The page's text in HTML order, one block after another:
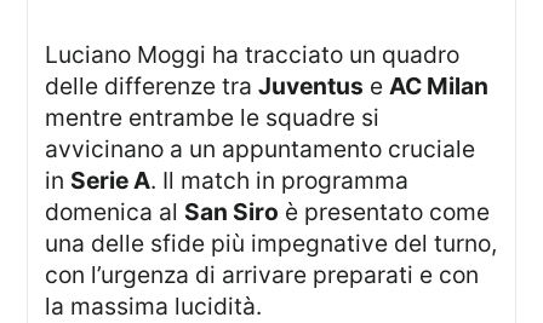
Luciano Moggi ha tracciato un quadro
delle differenze traJuventus eAC Milan
mentre entrambe le squadre si
avvicinano a un appuntamento cruciale
in Serie A. Il match in programma
domenica al San Siro è presentato come
una delle sfide più impegnative del turno,
con l’urgenza di arrivare preparati e con
la massima lucidità.